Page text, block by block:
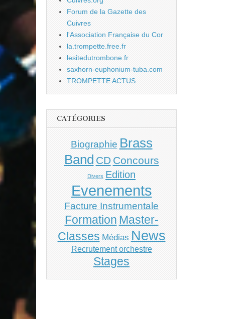
Forum de la Gazette des
Cuivres
l'Association Française du Cor
la.trompette.free.fr
lesitedutrombone.fr
saxhorn-euphonium-tuba.com
TROMPETTE ACTUS
CATÉGORIES
Biographie Brass
Band CD Concours
Divers Edition
Evenements
Facture Instrumentale
Formation Master-
Classes Médias News
Recrutement orchestre
Stages